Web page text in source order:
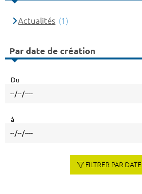
Actualités (1)
Par date de création
Du
à
FILTRER PAR DATE